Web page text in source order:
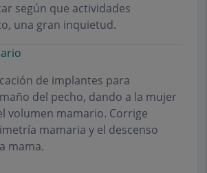
según que actividades
una gran inquietud.
de implantes para
del pecho, dando a la mujer
volumen mamario. Corrige
mamaria y el descenso
mama.